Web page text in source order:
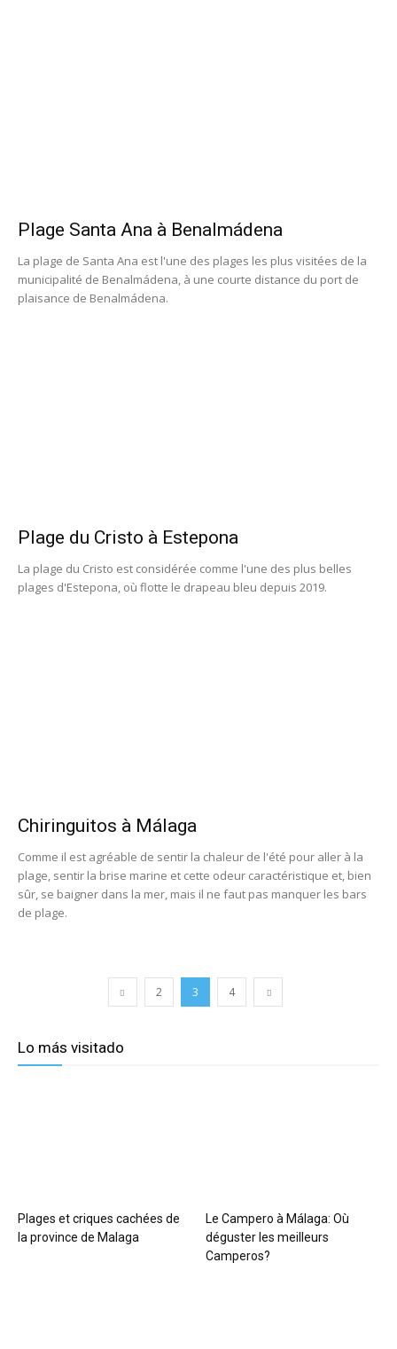
Plage Santa Ana à Benalmádena
La plage de Santa Ana est l'une des plages les plus visitées de la
municipalité de Benalmádena, à une courte distance du port de
plaisance de Benalmádena.
Plage du Cristo à Estepona
La plage du Cristo est considérée comme l'une des plus belles
plages d'Estepona, où flotte le drapeau bleu depuis 2019.
Chiringuitos à Málaga
Comme il est agréable de sentir la chaleur de l'été pour aller à la
plage, sentir la brise marine et cette odeur caractéristique et, bien
sûr, se baigner dans la mer, mais il ne faut pas manquer les bars
de plage.
2 3 4
Lo más visitado
Plages et criques cachées de
la province de Malaga
Le Campero à Málaga: Où
déguster les meilleurs
Camperos?